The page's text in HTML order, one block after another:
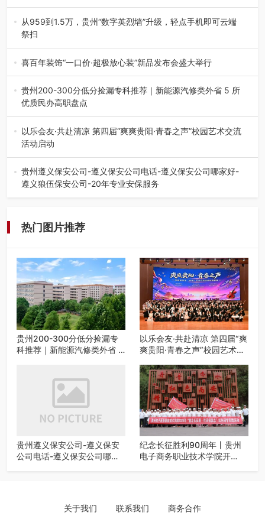
为扎实推进2026“千团万人推普强国行”大学生暑期社会实
践，牢牢紧扣 “雅韵传普…
从959到1.5万，贵州“数字英烈墙”升级，轻点手机即可云端
祭扫
八一建军节到来之际，由贵州省退役军人事务厅指导，贵阳
市退役军人事务局联合贵州广电…
喜百年装饰“一口价·超极放心装”新品发布会盛大举行
2026年7月31日，喜百年装饰“一口价·超极放心装”新品发布
会在贵阳隆重举行。…
贵州200-300分低分捡漏专科推荐｜新能源汽修类外省 5 所
优质民办高职盘点
在贵州省高考志愿填报体系中，200至300分数段考生可选择
的省内工科、新能源汽车…
以乐会友·共赴清凉 第四届“爽爽贵阳·青春之声”校园艺术交流
活动启动
七月的贵阳，清风送爽，第四届“爽爽贵阳·青春之声”校园管
弦乐（合唱）艺术交流活动…
贵州遵义保安公司-遵义保安公司电话-遵义保安公司哪家好-
遵义狼伍保安公司-20年专业安保服务
热门图片推荐
贵州200-300分低分捡漏专
科推荐｜新能源汽修类外省 5
以乐会友·共赴清凉 第四届“爽
爽贵阳·青春之声”校园艺术交
贵州遵义保安公司-遵义保安
公司电话-遵义保安公司哪家
纪念长征胜利90周年丨贵州
电子商务职业技术学院开
关于我们 联系我们 商务合作